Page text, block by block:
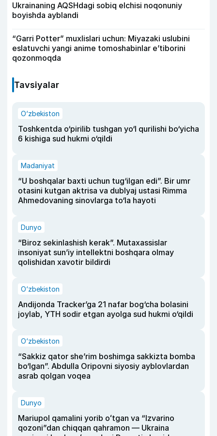
Ukrainaning AQSHdagi sobiq elchisi noqonuniy
boyishda ayblandi
“Garri Potter” muxlislari uchun: Miyazaki uslubini
eslatuvchi yangi anime tomoshabinlar e’tiborini
qozonmoqda
Tavsiyalar
O‘zbekiston
Toshkentda o‘pirilib tushgan yo‘l qurilishi bo‘yicha
6 kishiga sud hukmi o‘qildi
Madaniyat
“U boshqalar baxti uchun tug‘ilgan edi”. Bir umr
otasini kutgan aktrisa va dublyaj ustasi Rimma
Ahmedovaning sinovlarga to‘la hayoti
Dunyo
“Biroz sekinlashish kerak”. Mutaxassislar
insoniyat sun’iy intellektni boshqara olmay
qolishidan xavotir bildirdi
O‘zbekiston
Andijonda Tracker’ga 21 nafar bog‘cha bolasini
joylab, YTH sodir etgan ayolga sud hukmi o‘qildi
O‘zbekiston
“Sakkiz qator she’rim boshimga sakkizta bomba
bo‘lgan”. Abdulla Oripovni siyosiy ayblovlardan
asrab qolgan voqea
Dunyo
Mariupol qamalini yorib oʻtgan va “Izvarino
qozoni”dan chiqqan qahramon — Ukraina